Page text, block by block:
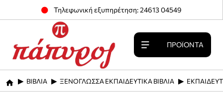
Τηλεφωνική εξυπηρέτηση: 24613 04549
ΠΡΟΪΌΝΤΑ
home
ΒΙΒΛΙΑ ΞΕΝΟΓΛΩΣΣΑ ΕΚΠΑΙΔΕΥΤΙΚΑ ΒΙΒΛΙΑ